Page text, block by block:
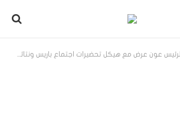
الرئيس عون عرض مع هيكل تحضيرات اجتماع باريس ونتائج الجولة جنوب الليطاني ومع لاوندس عمل أمن الدولة